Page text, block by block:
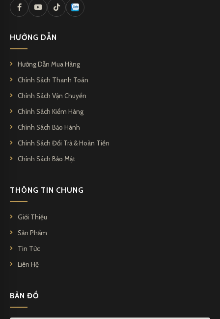
HƯỚNG DẪN
Hướng Dẫn Mua Hàng
Chính Sách Thanh Toán
Chính Sách Vận Chuyển
Chính Sách Kiểm Hàng
Chính Sách Bảo Hành
Chính Sách Đổi Trả & Hoàn Tiền
Chính Sách Bảo Mật
THÔNG TIN CHUNG
Giới Thiệu
Sản Phẩm
Tin Tức
Liên Hệ
BẢN ĐỒ